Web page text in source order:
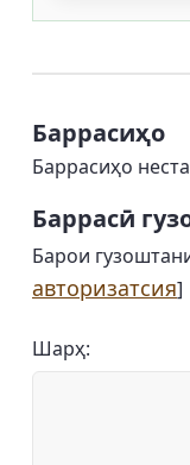
Баррасиҳо
Баррасиҳо
Баррасӣ
Барои
авторизатсия]
Шарҳ: